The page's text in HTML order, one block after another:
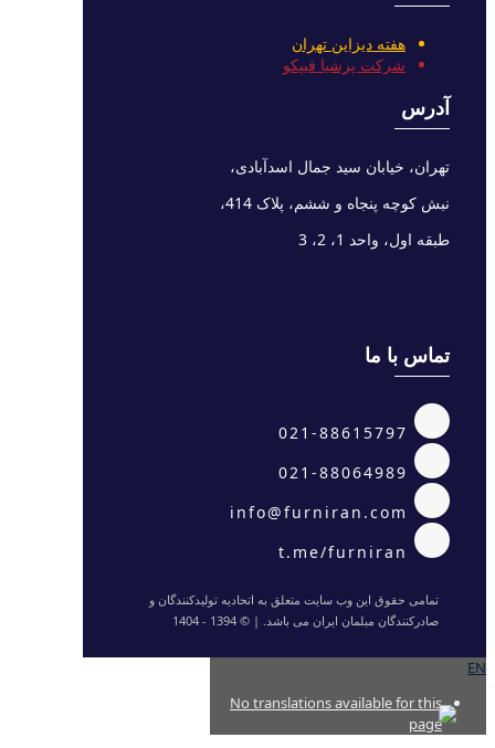
هفته دیزاین تهران
شرکت پرشیا فیپکو
آدرس
تهران، خیابان سید جمال اسدآبادی،
نبش کوچه پنجاه و ششم، پلاک 414،
طبقه اول، واحد 1، 2، 3
تماس با ما
تمامی حقوق این وب سایت متعلق به اتحادیه تولیدکنندگان و
صادرکنندگان مبلمان ایران می باشد. | © 1394 - 1404
EN
No translations available for this
page